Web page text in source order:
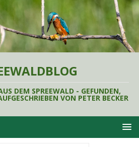
DEM SPREEWALD - GEFUNDEN,
VON PETER BECKER